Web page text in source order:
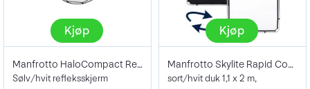
Kjøp
Manfrotto HaloCompact Reflector 82cm
Sølv/hvit refleksskjerm
Kjøp
Manfrotto Skylite Rapid Cover Medium 1x2
sort/hvit duk 1,1 x 2 m,